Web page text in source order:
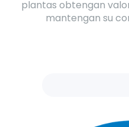
plantas obtengan
mantengan su